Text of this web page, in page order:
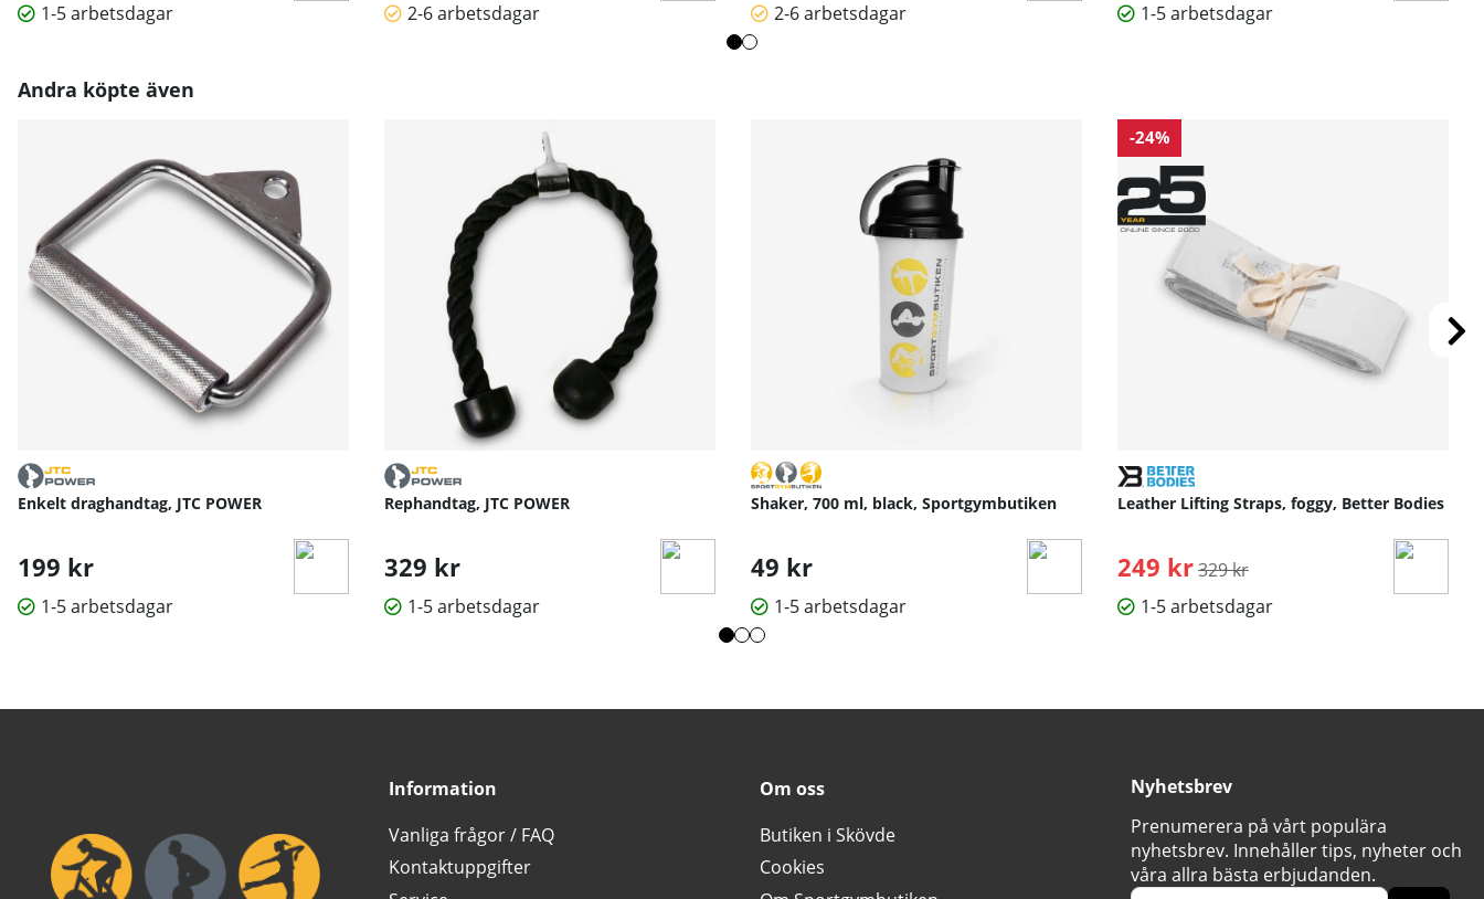
1-5 arbetsdagar 2-6 arbetsdagar 2-6 arbetsdagar 1-5 arbetsdagar
Andra köpte även
Enkelt draghandtag, JTC POWER
199 kr
1-5 arbetsdagar
Rephandtag, JTC POWER
329 kr
1-5 arbetsdagar
Shaker, 700 ml, black, Sportgymbutiken
49 kr
1-5 arbetsdagar
-24%
Leather Lifting Straps, foggy, Better Bodies
249 kr Ordinarie pris:
329 kr
1-5 arbetsdagar
Information
Vanliga frågor / FAQ
Kontaktuppgifter
Om oss
Butiken i Skövde
Cookies
Nyhetsbrev
Prenumerera på vårt populära
nyhetsbrev. Innehåller tips, nyheter och
våra allra bästa erbjudanden.